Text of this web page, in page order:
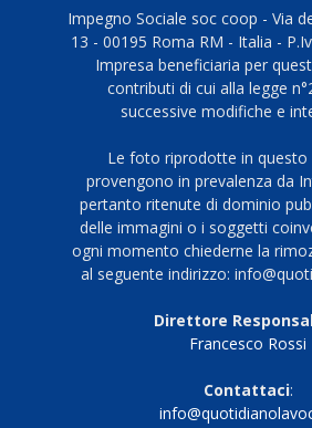
Impegno Sociale soc coop - Via
13 - 00195 Roma RM - Italia -
Impresa beneficiaria per
contributi di cui alla legge
successive modifiche e
Le foto riprodotte in questo
provengono in prevalenza da
pertanto ritenute di dominio
delle immagini o i soggetti
ogni momento chiederne la
al seguente indirizzo:
Direttore
Francesco Rossi
Contattaci: